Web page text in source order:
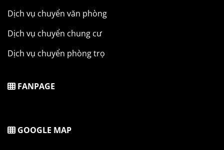
Dịch vụ chuyển văn phòng
Dịch vụ chuyển chung cư
Dịch vụ chuyển phòng trọ
FANPAGE
GOOGLE MAP